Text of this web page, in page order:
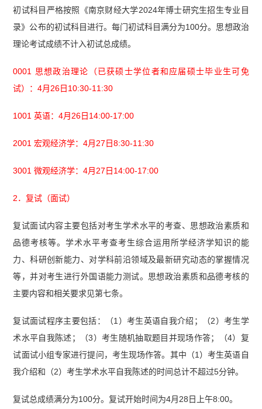
初试科目严格按照《南京财经大学2024年博士研究生招生专业目
录》公布的初试科目进行。每门初试科目满分为100分。思想政治
理论考试成绩不计入初试总成绩。
0001 思想政治理论（已获硕士学位者和应届硕士毕业生可免
试）：4月26日10:30-11:30
1001 英语：4月26日14:00-17:00
2001 宏观经济学：4月27日8:30-11:30
3001 微观经济学：4月27日14:00-17:00
2．复试（面试）
复试面试内容主要包括对考生学术水平的考查、思想政治素质和
品德考核等。学术水平考查考生综合运用所学经济学知识的能
力、科研创新能力、对学科前沿领域及最新研究动态的掌握情况
等，并对考生进行外国语能力测试。思想政治素质和品德考核的
主要内容和相关要求见第七条。
复试面试程序主要包括：（1）考生英语自我介绍；（2）考生学
术水平自我陈述；（3）考生随机抽取题目并现场作答；（4）复
试面试小组专家进行提问，考生现场作答。其中（1）考生英语自
我介绍和（2）考生学术水平自我陈述的时间总计不超过5分钟。
复试总成绩满分为100分。复试开始时间为4月28日上午8:00。